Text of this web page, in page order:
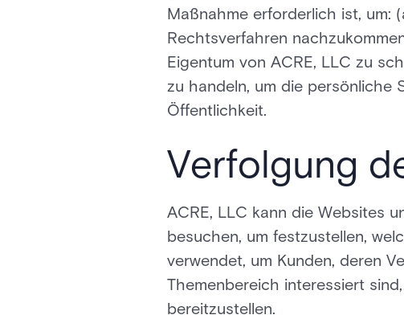
Maßnahme erforderlich ist, um:
Rechtsverfahren
Eigentum von ACRE, LLC zu
zu handeln, um die persönliche
Öffentlichkeit.
Verfolgung
ACRE, LLC kann die Websites
besuchen, um festzustellen,
verwendet, um Kunden, deren
Themenbereich interessiert
bereitzustellen.